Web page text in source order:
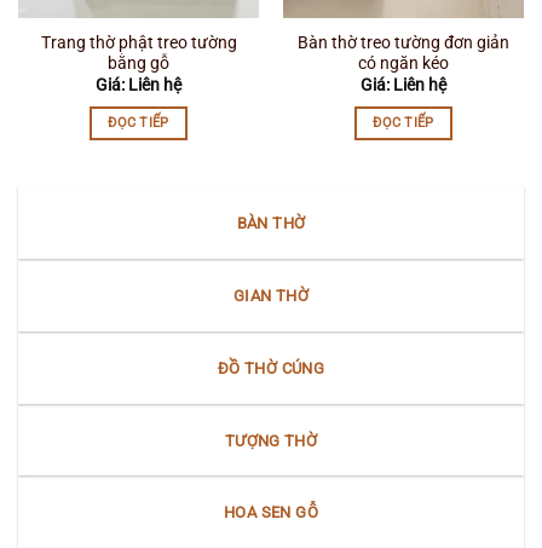
Trang thờ phật treo tường
bằng gỗ
Giá: Liên hệ
ĐỌC TIẾP
Bàn thờ treo tường đơn giản
có ngăn kéo
Giá: Liên hệ
ĐỌC TIẾP
BÀN THỜ
GIAN THỜ
ĐỒ THỜ CÚNG
TƯỢNG THỜ
HOA SEN GỖ